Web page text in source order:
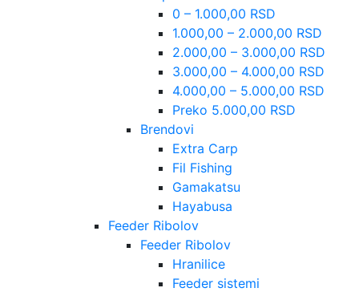
0 – 1.000,00 RSD
1.000,00 – 2.000,00 RSD
2.000,00 – 3.000,00 RSD
3.000,00 – 4.000,00 RSD
4.000,00 – 5.000,00 RSD
Preko 5.000,00 RSD
Brendovi
Extra Carp
Fil Fishing
Gamakatsu
Hayabusa
Feeder Ribolov
Feeder Ribolov
Hranilice
Feeder sistemi